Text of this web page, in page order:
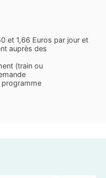
et 1,66 Euros par jour et
auprès des
(train ou
programme